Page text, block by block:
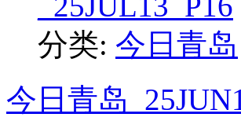
分类: 今日青岛
今日青岛